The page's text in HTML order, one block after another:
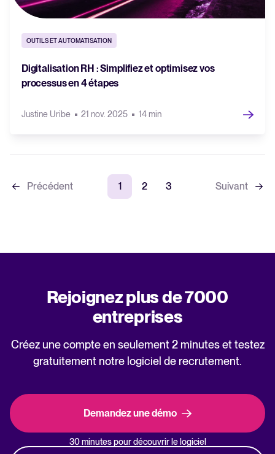
OUTILS ET AUTOMATISATION
Digitalisation RH : Simplifiez et optimisez vos
processus en 4 étapes
Justine Uribe 21 nov. 2025 14 min
Précédent 1 2 3 Suivant
Rejoignez plus de 7000
entreprises
Créez une compte en seulement 2 minutes et testez
gratuitement notre logiciel de recrutement.
Demandez une démo
30 minutes pour découvrir le logiciel